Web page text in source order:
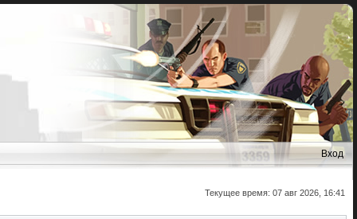
Вход
Текущее время: 07 авг 2026, 16:41